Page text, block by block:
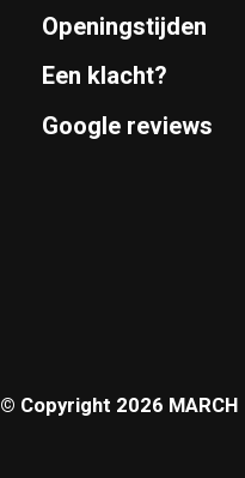
Openingstijden
Een klacht?
Google reviews
© Copyright 2026 MARCH